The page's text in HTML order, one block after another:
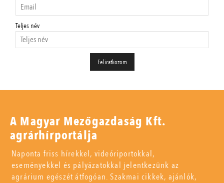
Teljes név
A Magyar Mezőgazdaság Kft.
agrárhírportálja
Naponta friss hírekkel, videóriportokkal,
eseményekkel és pályázatokkal jelentkezünk az
agrárium egészét átfogóan. Szakmai cikkek, ajánlók,